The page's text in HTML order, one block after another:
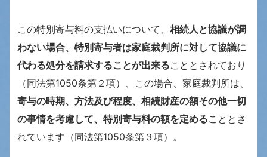
この特別寄与料の支払いについて、 相続人と協議が調
わない場合、特別寄与者は家庭裁判所に対して協議に
代わる処分を請求することが出来ることとされており
（同法第1050条第２項）、この場合、家庭裁判所は、
寄与の時期、方法及び程度、相続財産の額その他一切
の事情を考慮して、特別寄与料の額を定めることとさ
れています（同法第1050条第３項）。